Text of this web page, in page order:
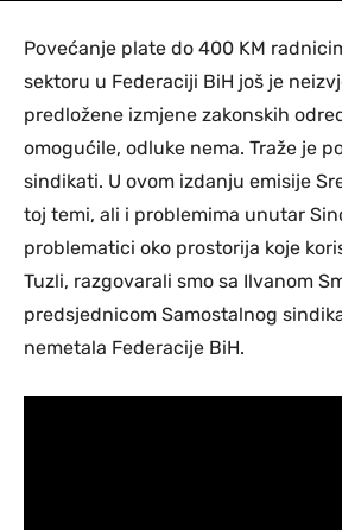
Povećanje plate do 400 KM
sektoru u Federaciji BiH još je
predložene izmjene zakonskih
omogućile, odluke nema. Traže je
sindikati. U ovom izdanju emisije
toj temi, ali i problemima unutar
problematici oko prostorija koje
Tuzli, razgovarali smo sa Ilvanom
predsjednicom Samostalnog
nemetala Federacije BiH.